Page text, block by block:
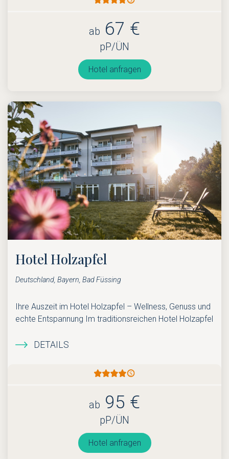
ab 67 €
pP/ÜN
Hotel anfragen
Hotel Holzapfel
Deutschland, Bayern, Bad Füssing
Ihre Auszeit im Hotel Holzapfel – Wellness, Genuss und
echte Entspannung Im traditionsreichen Hotel Holzapfel
DETAILS
ab 95 €
pP/ÜN
Hotel anfragen